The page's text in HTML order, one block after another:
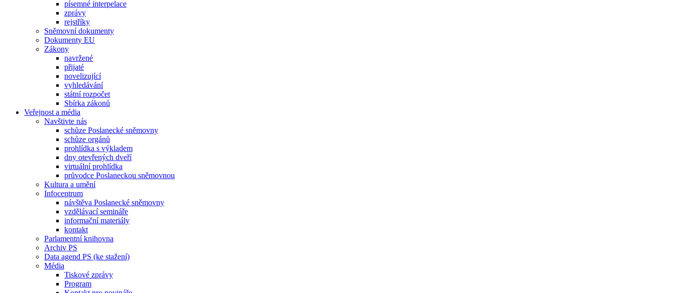
písemné interpelace
zprávy
rejstříky
Sněmovní dokumenty
Dokumenty EU
Zákony
navržené
přijaté
novelizující
vyhledávání
státní rozpočet
Sbírka zákonů
Veřejnost a média
Navštivte nás
schůze Poslanecké sněmovny
schůze orgánů
prohlídka s výkladem
dny otevřených dveří
virtuální prohlídka
průvodce Poslaneckou sněmovnou
Kultura a umění
Infocentrum
návštěva Poslanecké sněmovny
vzdělávací semináře
informační materiály
kontakt
Parlamentní knihovna
Archiv PS
Data agend PS (ke stažení)
Média
Tiskové zprávy
Program